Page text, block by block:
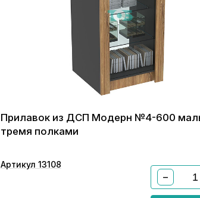
Прилавок из ДСП Модерн №4-600
тремя полками
Артикул 13108
−